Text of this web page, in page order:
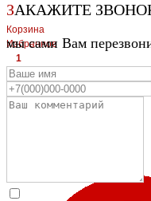
Корзина
Избранное
1
1
ЛЕВЫЙ БЕРЕГ
ЗАКАЖИТЕ
мы сами Вам